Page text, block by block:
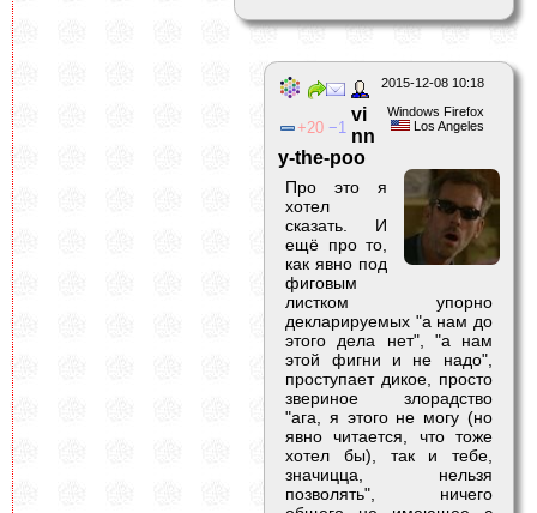
2015-12-08 10:18
Windows Firefox
Los Angeles
20 1
vi
nn
y-the-poo
Про это я
хотел
сказать. И
ещё про то,
как явно под
фиговым
листком упорно
декларируемых "а нам до
этого дела нет", "а нам
этой фигни и не надо",
проступает дикое, просто
звериное злорадство
"ага, я этого не могу (но
явно читается, что тоже
хотел бы), так и тебе,
значицца, нельзя
позволять", ничего